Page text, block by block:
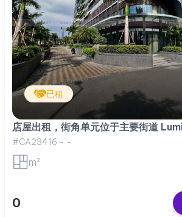
已租
店屋出租，街角单元位于主要街道
#CA23416 - -
m²
0